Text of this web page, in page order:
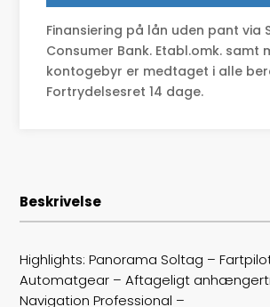
Tophastighed
Drivmiddel
Højde
Lasteevne
Trækhjul
ABS bremser
Finansiering på lån uden pant via
Consumer Bank. Etabl.omk. samt
kontogebyr er medtaget i alle
Fortrydelsesret 14 dage.
Beskrivelse
Highlights: Panorama Soltag –
Automatgear – Aftageligt
Navigation Professional –